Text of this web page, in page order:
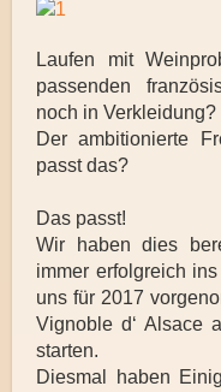
Laufen mit
passenden
noch in Verkleidung?
Der ambitionierte
passt das?
Das passt!
Wir haben dies
immer erfolgreich
uns für 2017
Vignoble d‘ Alsace
starten.
Diesmal haben